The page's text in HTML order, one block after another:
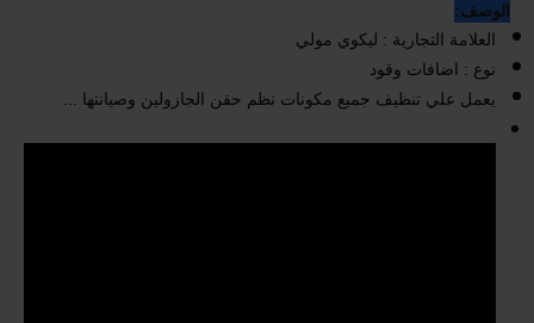
الوصف:
العلامة التجارية : ليكوي مولي
نوع : اضافات وقود
يعمل علي تنظيف جميع مكونات نظم حقن الجازولين وصيانتها ...